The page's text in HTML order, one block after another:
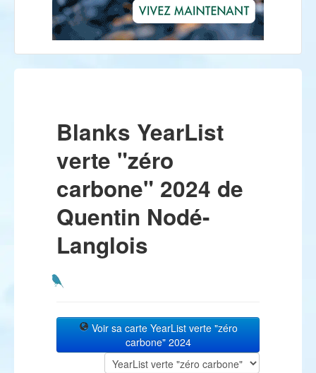
Blanks YearList
verte "zéro
carbone" 2024 de
Quentin Nodé-
Langlois
Voir sa carte YearList verte "zéro
carbone" 2024